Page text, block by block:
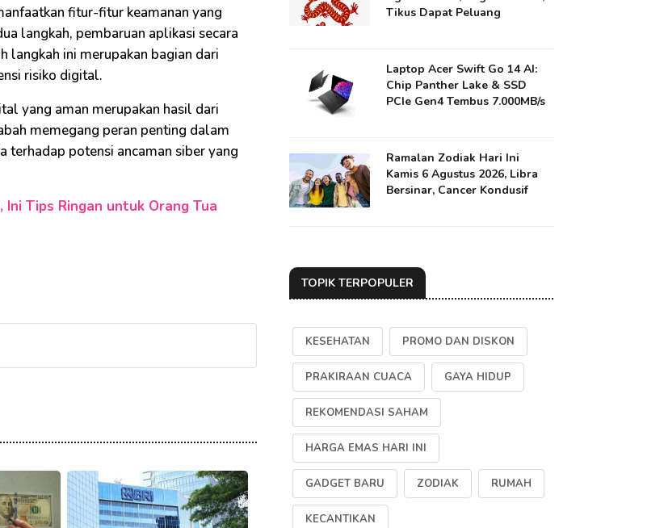
fitur-fitur keamanan yang
langkah, pembaruan aplikasi secara
langkah ini merupakan bagian dari
risiko digital.
yang aman merupakan hasil dari
memegang peran penting dalam
terhadap potensi ancaman siber yang
Tips Ringan untuk Orang Tua
Tikus Dapat Peluang
Laptop Acer Swift Go 14 AI:
Chip Panther Lake & SSD
PCIe Gen4 Tembus 7.000MB/s
Ramalan Zodiak Hari Ini
Kamis 6 Agustus 2026, Libra
Bersinar, Cancer Kondusif
TOPIK TERPOPULER
KESEHATAN PROMO DAN DISKON
PRAKIRAAN CUACA GAYA HIDUP
REKOMENDASI SAHAM
HARGA EMAS HARI INI
GADGET BARU ZODIAK RUMAH
KECANTIKAN